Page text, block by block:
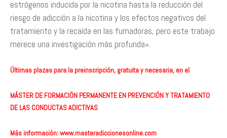
estrógenos inducida por la nicotina hasta la reducción del
riesgo de adicción a la nicotina y los efectos negativos del
tratamiento y la recaída en las fumadoras, pero este trabajo
merece una investigación más profunda».
Últimas plazas para la preinscripción, gratuita y necesaria, en el
MÁSTER DE FORMACIÓN PERMANENTE EN PREVENCIÓN Y TRATAMIENTO
DE LAS CONDUCTAS ADICTIVAS
Más información:www.masteradiccionesonline.com